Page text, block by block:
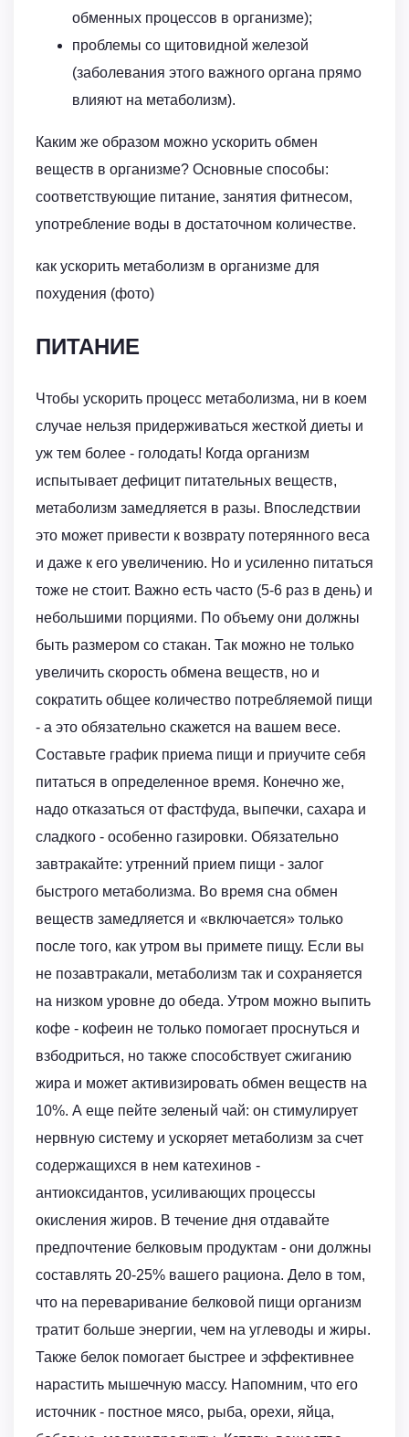
обменных процессов в организме);
проблемы со щитовидной железой
(заболевания этого важного органа прямо
влияют на метаболизм).
Каким же образом можно ускорить обмен
веществ в организме? Основные способы:
соответствующие питание, занятия фитнесом,
употребление воды в достаточном количестве.
как ускорить метаболизм в организме для
похудения (фото)
ПИТАНИЕ
Чтобы ускорить процесс метаболизма, ни в коем
случае нельзя придерживаться жесткой диеты и
уж тем более - голодать! Когда организм
испытывает дефицит питательных веществ,
метаболизм замедляется в разы. Впоследствии
это может привести к возврату потерянного веса
и даже к его увеличению. Но и усиленно питаться
тоже не стоит. Важно есть часто (5-6 раз в день) и
небольшими порциями. По объему они должны
быть размером со стакан. Так можно не только
увеличить скорость обмена веществ, но и
сократить общее количество потребляемой пищи
- а это обязательно скажется на вашем весе.
Составьте график приема пищи и приучите себя
питаться в определенное время. Конечно же,
надо отказаться от фастфуда, выпечки, сахара и
сладкого - особенно газировки. Обязательно
завтракайте: утренний прием пищи - залог
быстрого метаболизма. Во время сна обмен
веществ замедляется и «включается» только
после того, как утром вы примете пищу. Если вы
не позавтракали, метаболизм так и сохраняется
на низком уровне до обеда. Утром можно выпить
кофе - кофеин не только помогает проснуться и
взбодриться, но также способствует сжиганию
жира и может активизировать обмен веществ на
10%. А еще пейте зеленый чай: он стимулирует
нервную систему и ускоряет метаболизм за счет
содержащихся в нем катехинов -
антиоксидантов, усиливающих процессы
окисления жиров. В течение дня отдавайте
предпочтение белковым продуктам - они должны
составлять 20-25% вашего рациона. Дело в том,
что на переваривание белковой пищи организм
тратит больше энергии, чем на углеводы и жиры.
Также белок помогает быстрее и эффективнее
нарастить мышечную массу. Напомним, что его
источник - постное мясо, рыба, орехи, яйца,